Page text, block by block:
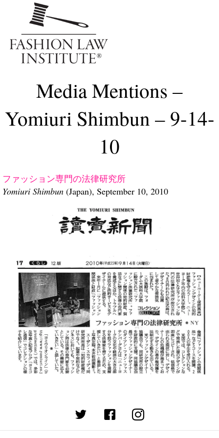
Media Mentions –
Yomiuri Shimbun – 9-14-
10
ファッション専門の法律研究所
Yomiuri Shimbun (Japan), September 10, 2010
(opens in new tab)